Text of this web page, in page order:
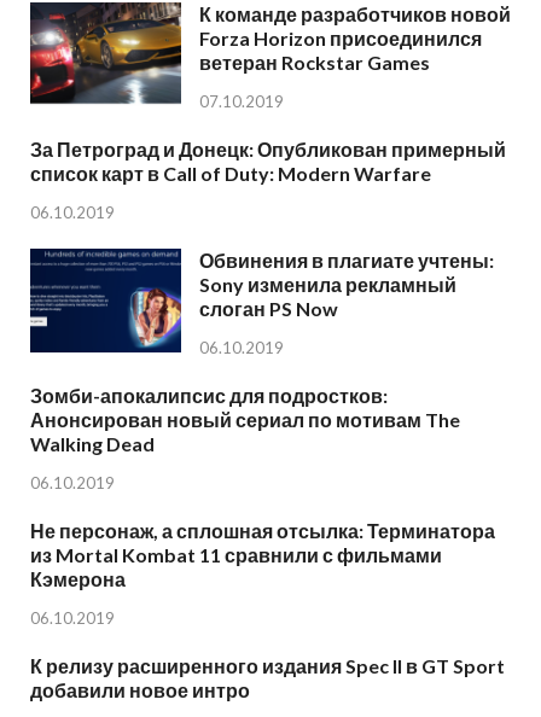
К команде разработчиков новой
Forza Horizon присоединился
ветеран Rockstar Games
07.10.2019
За Петроград и Донецк: Опубликован примерный
список карт в Call of Duty: Modern Warfare
06.10.2019
Обвинения в плагиате учтены:
Sony изменила рекламный
слоган PS Now
06.10.2019
Зомби-апокалипсис для подростков:
Анонсирован новый сериал по мотивам The
Walking Dead
06.10.2019
Не персонаж, а сплошная отсылка: Терминатора
из Mortal Kombat 11 сравнили с фильмами
Кэмерона
06.10.2019
К релизу расширенного издания Spec II в GT Sport
добавили новое интро